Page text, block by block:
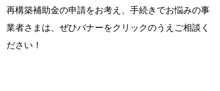
再構築補助金の申請をお考え、手続きでお悩みの事
業者さまは、ぜひバナーをクリックのうえご相談く
ださい！